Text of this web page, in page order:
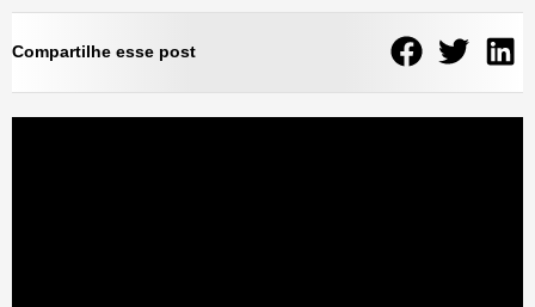
Compartilhe esse post